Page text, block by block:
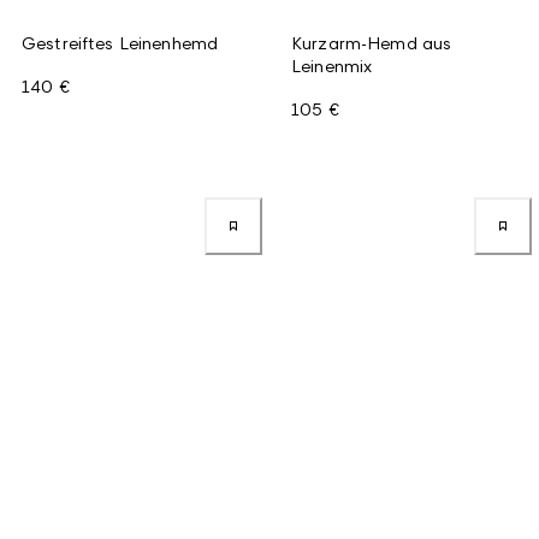
Gestreiftes Leinenhemd
140 €
Kurzarm-Hemd aus
Leinenmix
105 €